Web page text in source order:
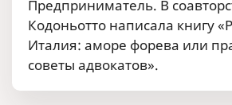
Предприниматель. В
Кодоньотто написала книгу
Италия: аморе форева или
советы адвокатов».